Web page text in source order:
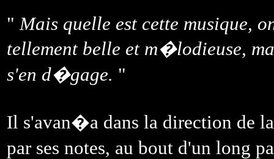
"Mais quelle est cette musique,
tellement belle et m�lodieuse,
s'en d�gage. "
Il s'avan�a dans la direction
par ses notes, au bout d'un long